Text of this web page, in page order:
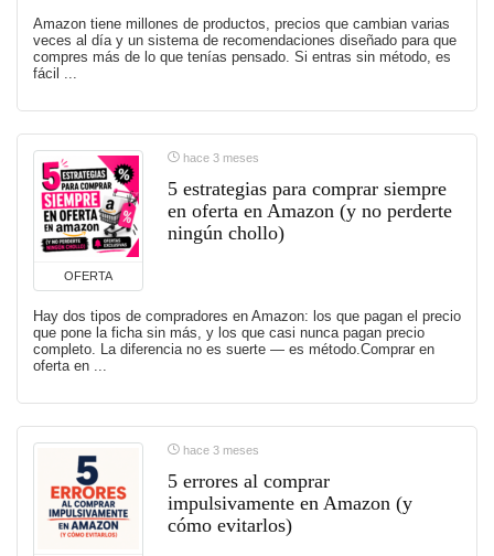
Amazon tiene millones de productos, precios que cambian varias
veces al día y un sistema de recomendaciones diseñado para que
compres más de lo que tenías pensado. Si entras sin método, es
fácil ...
OFERTA
hace 3 meses
5 estrategias para comprar siempre
en oferta en Amazon (y no perderte
ningún chollo)
Hay dos tipos de compradores en Amazon: los que pagan el precio
que pone la ficha sin más, y los que casi nunca pagan precio
completo. La diferencia no es suerte — es método.Comprar en
oferta en ...
hace 3 meses
5 errores al comprar
impulsivamente en Amazon (y
cómo evitarlos)